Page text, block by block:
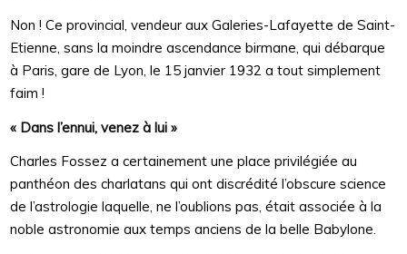
Non ! Ce provincial, vendeur aux Galeries-Lafayette de Saint-
Etienne, sans la moindre ascendance birmane, qui débarque
à Paris, gare de Lyon, le 15 janvier 1932 a tout simplement
faim !
« Dans l’ennui, venez à lui »
Charles Fossez a certainement une place privilégiée au
panthéon des charlatans qui ont discrédité l’obscure science
de l’astrologie laquelle, ne l’oublions pas, était associée à la
noble astronomie aux temps anciens de la belle Babylone.